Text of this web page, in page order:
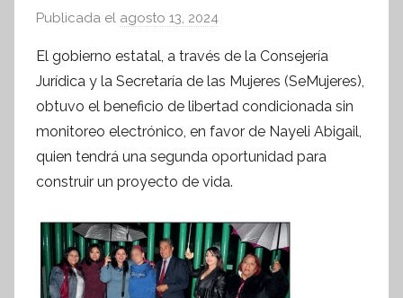
Publicada el agosto 13, 2024
r
S
í
n
t
e
s
I
El gobierno estatal, a través de la Consejería
Jurídica y la Secretaría de las Mujeres (SeMujeres),
obtuvo el beneficio de libertad condicionada sin
monitoreo electrónico, en favor de Nayeli Abigail,
quien tendrá una segunda oportunidad para
construir un proyecto de vida.